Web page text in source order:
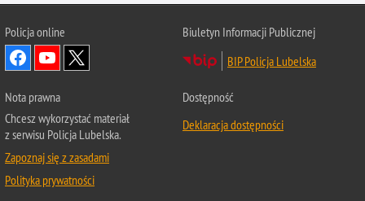
Policja online
Biuletyn Informacji Publicznej
BIP Policja Lubelska
Nota prawna
Chcesz wykorzystać materiał
z serwisu Policja Lubelska.
Zapoznaj się z zasadami
Polityka prywatności
Dostępność
Deklaracja dostępności